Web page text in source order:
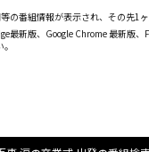
の番組情報が表示され、その先1
最新版、Google Chrome 最新版